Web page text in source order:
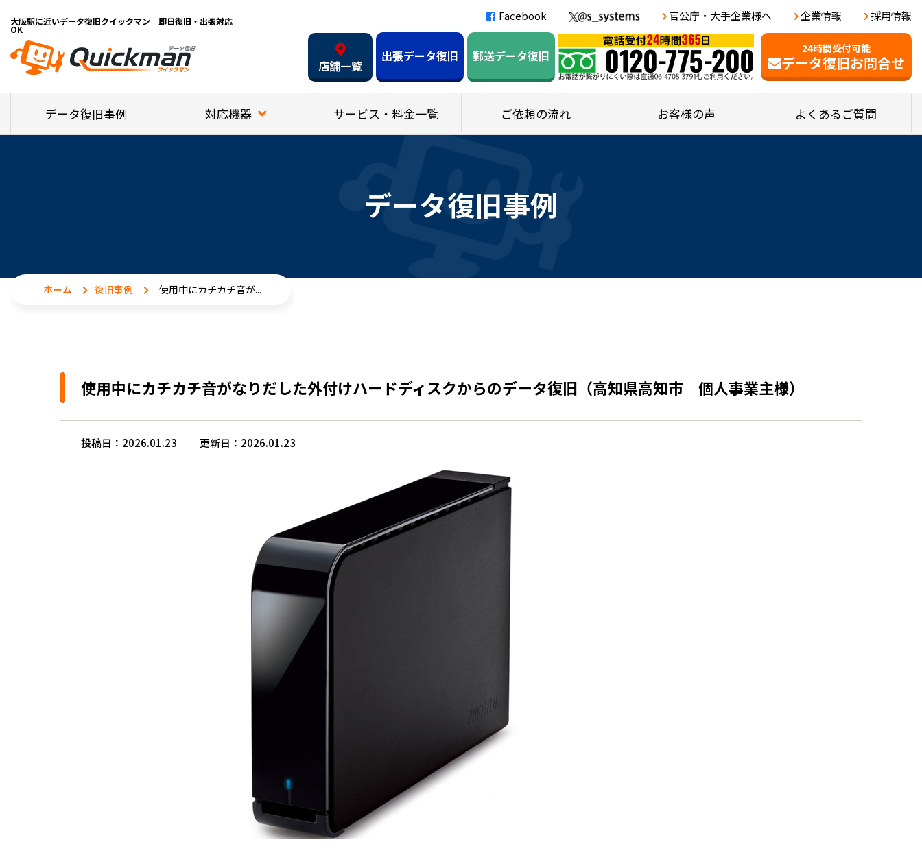
大阪駅に近いデータ復旧クイックマン 即日復旧・出張対応
OK
Facebook 官公庁・大手企業様へ 企業情報 採用情報
24時間受付可能
データ復旧お問合せ
店舗一覧
出張データ復旧 郵送データ復旧
データ復旧事例 対応機器 サービス・料金一覧 ご依頼の流れ お客様の声 よくあるご質問
データ復旧事例
ホーム 復旧事例 使用中にカチカチ音が...
使用中にカチカチ音がなりだした外付けハードディスクからのデータ復旧（高知県高知市 個人事業主様）
投稿日：2026.01.23 更新日：2026.01.23